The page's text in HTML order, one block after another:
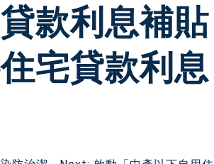
款利息補貼
宅貸款利息